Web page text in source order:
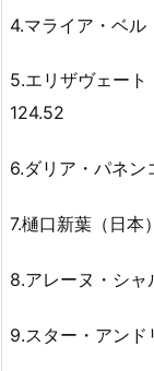
4.マライア・ベ
5.エリザヴェート
124.52
6.ダリア・パネン
7.樋口新葉（日本
8.アレーヌ・シャ
9.スター・アン